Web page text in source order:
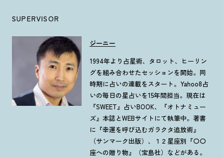
SUPERVISOR
ジーニー
1994年より占星術、タロット、ヒーリン
グを組み合わせたセッションを開始。同
時期に占いの連載をスタート。Yahoo8占
いの毎日の星占いを15年間担当。現在は
『SWEET』占いBOOK、『オトナミュー
ズ』本誌とWEBサイトにて執筆中。著書
に『幸運を呼び込むガラクタ追放術』
（サンマーク出版）、１２星座別『〇〇
座への贈り物』（宝島社）などがある。